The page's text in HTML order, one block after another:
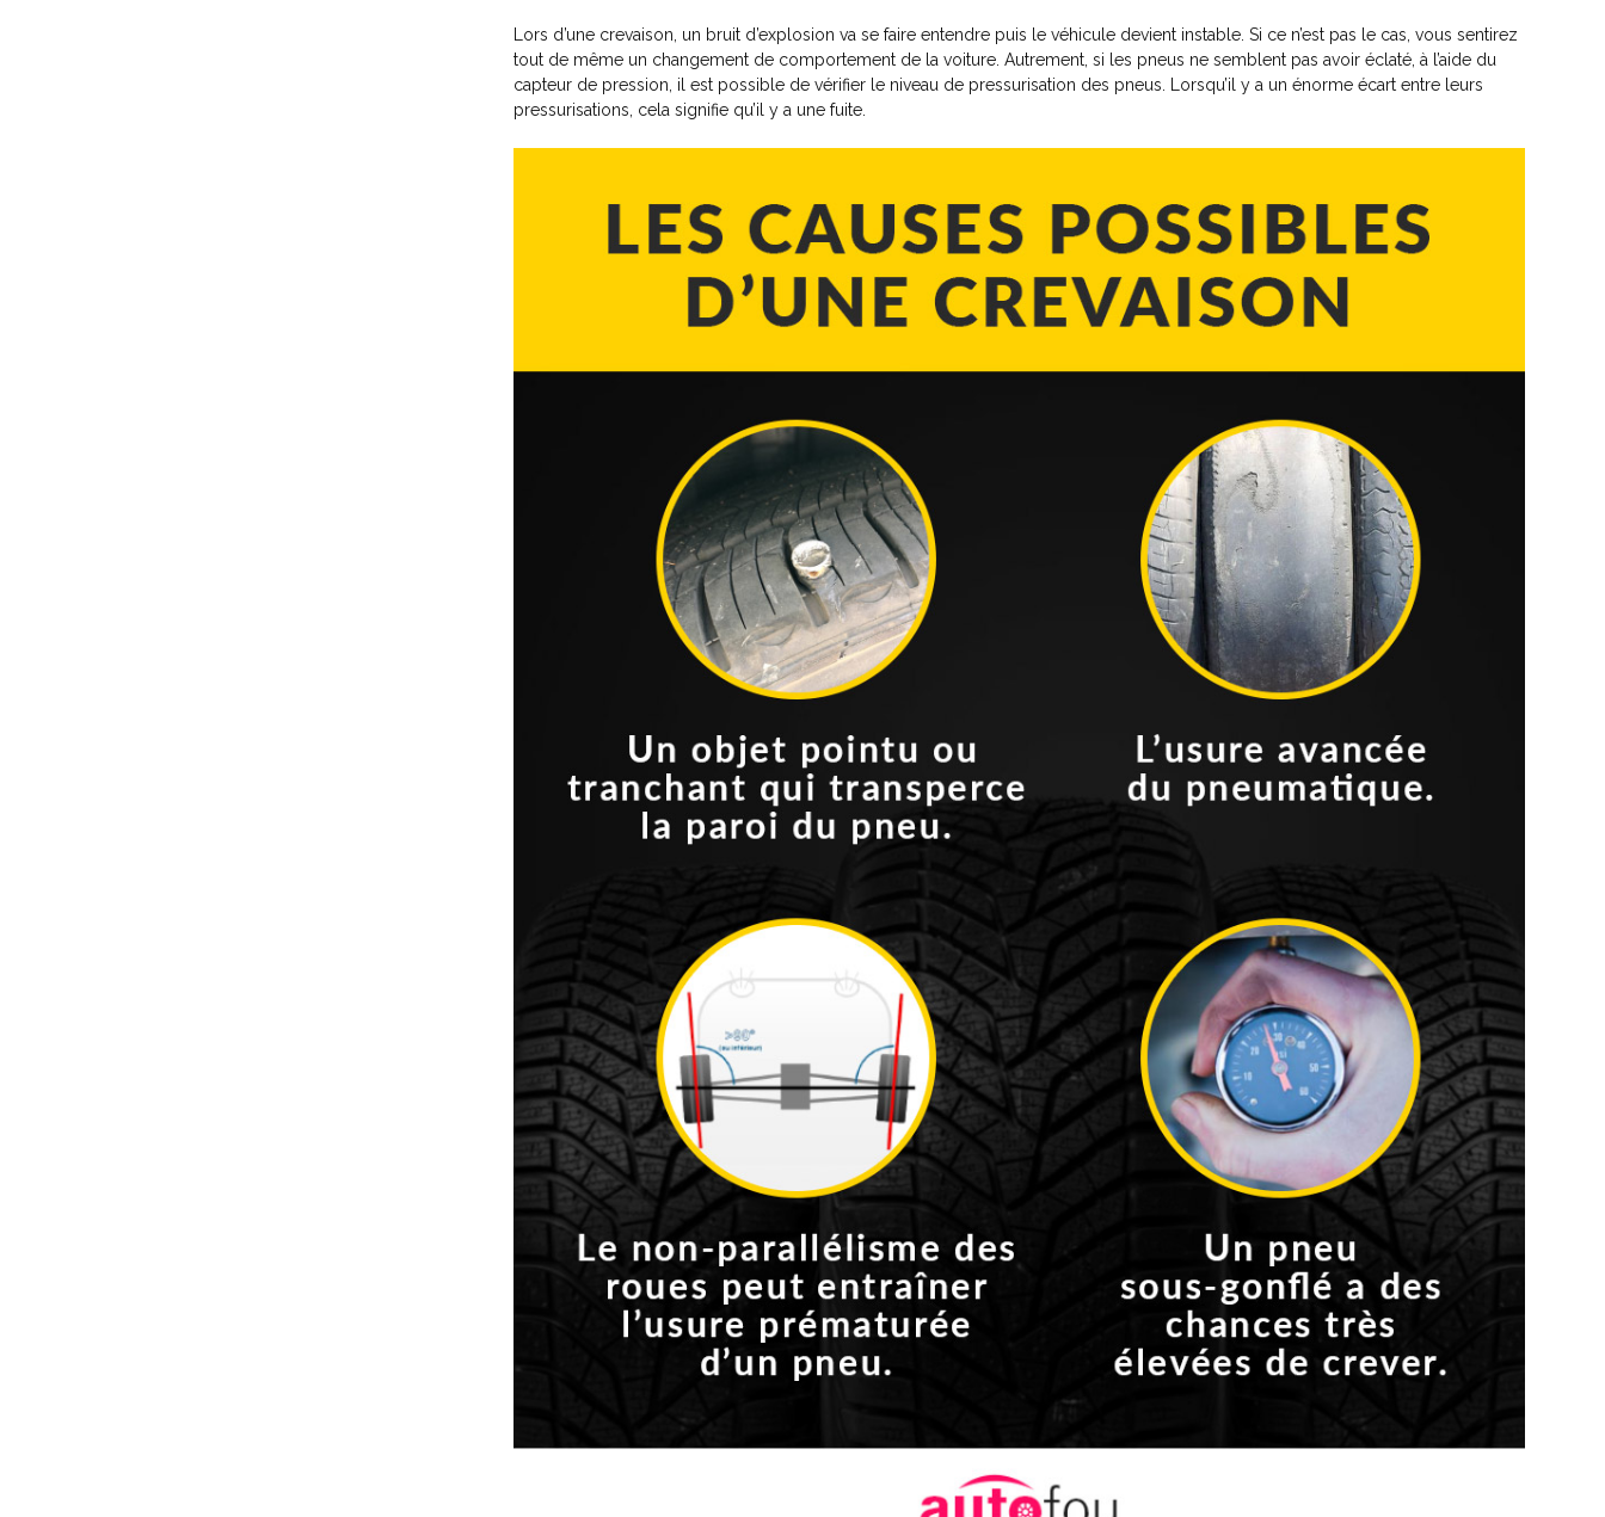
Lors d’une crevaison, un bruit d’explosion va se faire entendre puis le véhicule devient instable. Si ce n’est pas le cas, vous sentirez
tout de même un changement de comportement de la voiture. Autrement, si les pneus ne semblent pas avoir éclaté, à l’aide du
capteur de pression, il est possible de vérifier le niveau de pressurisation des pneus. Lorsqu’il y a un énorme écart entre leurs
pressurisations, cela signifie qu’il y a une fuite.